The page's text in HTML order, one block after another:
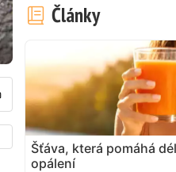
Články
Šťáva, která pomáhá
opálení